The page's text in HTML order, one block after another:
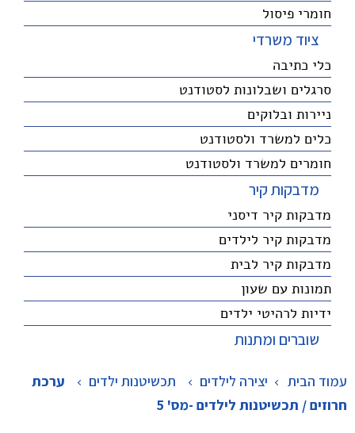
חומרי פיסול
ציוד משרדי
כלי כתיבה
סרגלים ושבלונות לסטודנט
ניירות ובלוקים
כלים למשרד ולסטודנט
חומרים למשרד ולסטודנט
מדבקות קיר
מדבקות קיר דיסני
מדבקות קיר לילדים
מדבקות קיר לבית
תמונות עם שעון
ידיות לרהיטי ילדים
שוברים ומתנות
עמוד הבית יצירה לילדים > תכשיטנות ילדים >
ערכת
חרוזים / תכשיטנות לילדים -מס' 5